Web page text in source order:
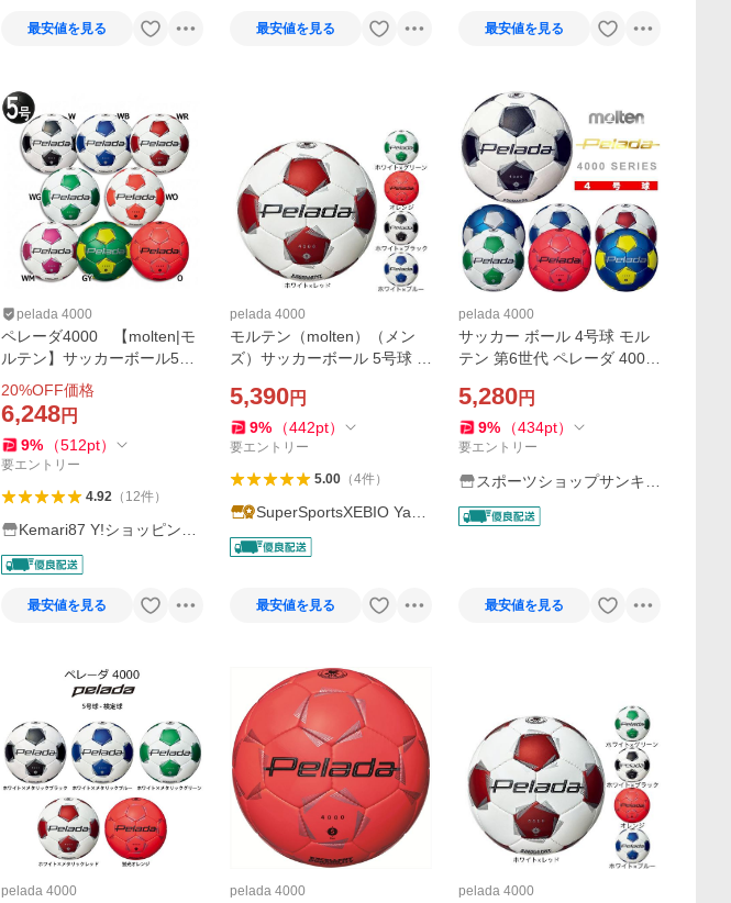
最安値を見る 最安値を見る 最安値を見る
pelada 4000
ペレーダ4000 【molten|モ
ルテン】サッカーボール5号
球f5k4000-1
20%OFF価格
6,248円
9% （512pt）
要エントリー
4.92（ 12件）
Kemari87 Y!ショッピング
店
最安値を見る
pelada 4000
モルテン（molten）（メン
ズ）サッカーボール 5号球 検
5K4000
5,390円
9% （442pt）
要エントリー
5.00（4件）
SuperSportsXEBIO Yaho
o!店
最安値を見る
pelada 4000
サッカー ボール 4号球 モル
テン 第6世代 ペレーダ 4000
ュニア 公式 試合 練習
5,280円
9% （434pt）
要エントリー
スポーツショップサンキャ
ビン
最安値を見る
pelada 4000 pelada 4000 pelada 4000